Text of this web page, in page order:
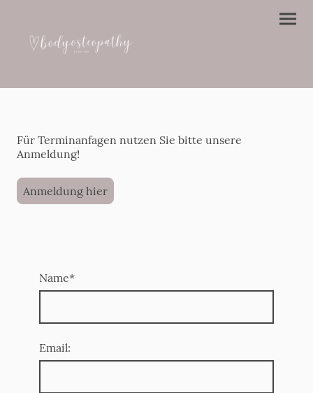
Für Terminanfagen nutzen Sie bitte unsere
Anmeldung!
Anmeldung hier
Name*
Email: